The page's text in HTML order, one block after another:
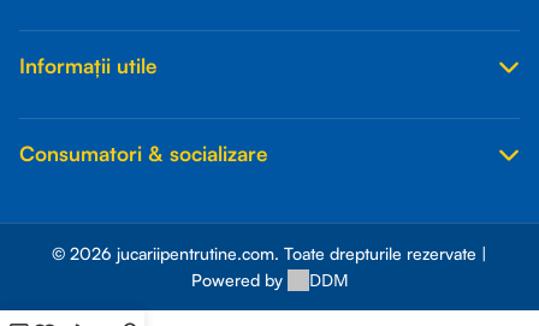
Informații utile
Consumatori & socializare
© 2026 jucariipentrutine.com. Toate drepturile rezervate |
Powered by
DDM